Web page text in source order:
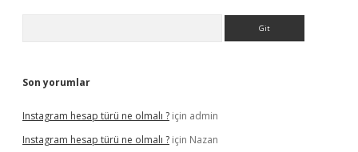
Son yorumlar
Instagram hesap türü ne olmalı ? için admin
Instagram hesap türü ne olmalı ? için Nazan